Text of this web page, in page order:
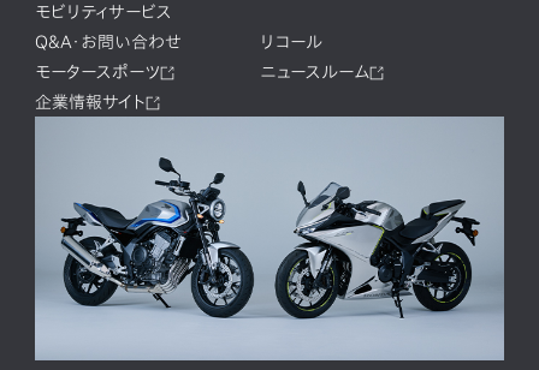
モビリティサービス
Q&A・お問い合わせ
リコール
モータースポーツ
ニュースルーム
企業情報サイト